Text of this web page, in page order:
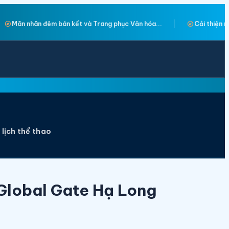
Văn hóa... exploreCải thiện môi trường đầu tư, tạo động lực mới...
lịch thể thao
Gate Hạ Long